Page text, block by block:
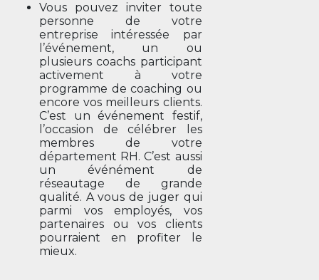
Vous pouvez inviter toute
personne de votre
entreprise intéressée par
l’événement, un ou
plusieurs coachs participant
activement à votre
programme de coaching ou
encore vos meilleurs clients.
C’est un événement festif,
l’occasion de célébrer les
membres de votre
département RH. C’est aussi
un événément de
réseautage de grande
qualité. A vous de juger qui
parmi vos employés, vos
partenaires ou vos clients
pourraient en profiter le
mieux.